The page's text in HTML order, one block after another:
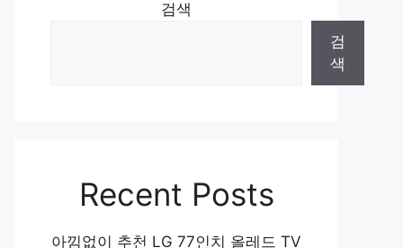
검색
검
색
Recent Posts
아낌없이 추천 LG 77인치 올레드 TV